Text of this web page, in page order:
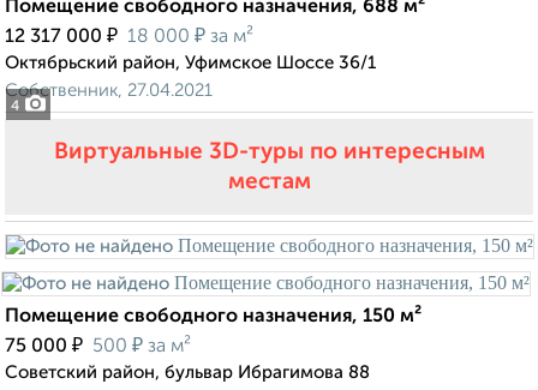
4
Помещение свободного назначения, 688 м²
12 317 000 ₽ 18 000 ₽ за м²
Октябрьский район, Уфимское Шоссе 36/1
Собственник, 27.04.2021
Виртуальные 3D-туры по интересным
местам
Помещение свободного назначения, 150 м²
75 000 ₽ 500 ₽ за м²
Советский район, бульвар Ибрагимова 88